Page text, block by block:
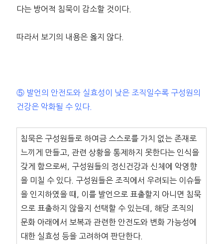
다는 방어적 침묵이 감소할 것이다.
따라서 보기의 내용은 옳지 않다.
⑤ 발언의 안전도와 실효성이 낮은 조직일수록 구성원의
건강은 악화될 수 있다.
침묵은 구성원들로 하여금 스스로를 가치 없는 존재로
느끼게 만들고, 관련 상황을 통제하지 못한다는 인식을
갖게 함으로써, 구성원들의 정신건강과 신체에 악영향
을 미칠 수 있다. 구성원들은 조직에서 우려되는 이슈들
을 인지하였을 때, 이를 발언으로 표출할지 아니면 침묵
으로 표출하지 않을지 선택할 수 있는데, 해당 조직의
문화 아래에서 보복과 관련한 안전도와 변화 가능성에
대한 실효성 등을 고려하여 판단한다.